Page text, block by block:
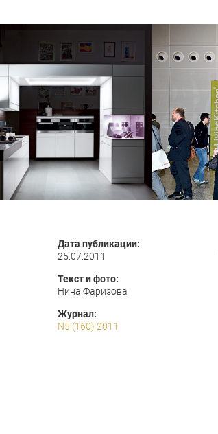
Дата публикации:
25.07.2011
Текст и фото:
Нина Фаризова
Журнал:
N5 (160) 2011